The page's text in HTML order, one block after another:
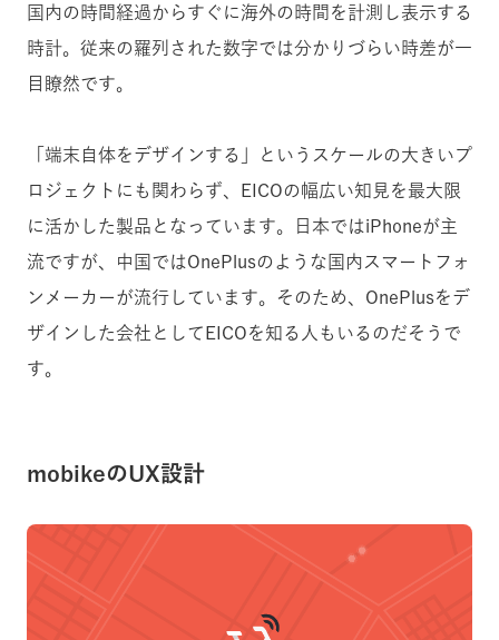
国内の時間経過からすぐに海外の時間を計測し表示する
時計。従来の羅列された数字では分かりづらい時差が一
目瞭然です。
「端末自体をデザインする」というスケールの大きいプ
ロジェクトにも関わらず、EICOの幅広い知見を最大限
に活かした製品となっています。日本ではiPhoneが主
流ですが、中国ではOnePlusのような国内スマートフォ
ンメーカーが流行しています。そのため、OnePlusをデ
ザインした会社としてEICOを知る人もいるのだそうで
す。
mobikeのUX設計